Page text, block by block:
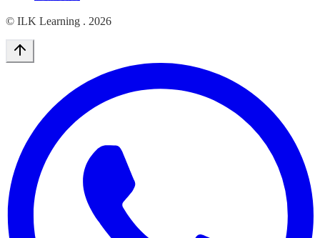
© ILK Learning . 2026